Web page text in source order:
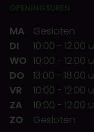
OPENINGSUREN
MA
Gesloten
DI
10:00 - 12:00 u
WO 10:00 - 12:00 u
DO
13:00 - 18:00 u
VR
10:00 - 12:00 u
ZA
10:00 - 12:00 u
ZO
Gesloten